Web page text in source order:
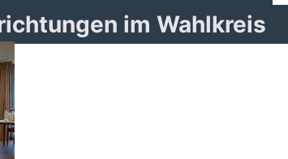
im Wahlkreis